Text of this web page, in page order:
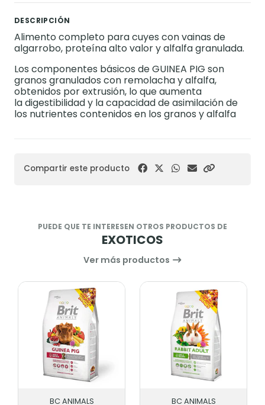
DESCRIPCIÓN
Alimento completo para cuyes con vainas de
algarrobo, proteína alto valor y alfalfa granulada.
Los componentes básicos de GUINEA PIG son
granos granulados con remolacha y alfalfa,
obtenidos por extrusión, lo que aumenta
la digestibilidad y la capacidad de asimilación de
los nutrientes contenidos en los granos y alfalfa
Compartir este producto
PUEDE QUE TE INTERESEN OTROS PRODUCTOS DE
EXOTICOS
Ver más productos
BC ANIMALS BC ANIMALS